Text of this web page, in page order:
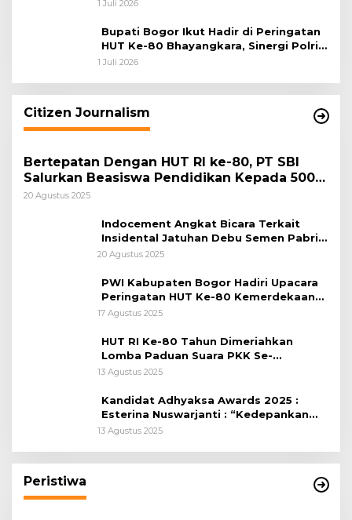
1 Juli 2026
Bupati Bogor Ikut Hadir di Peringatan
HUT Ke-80 Bhayangkara, Sinergi Polri
dan Pemkab Bogor Jadi Kunci Menjaga
1 Juli 2026
Citizen Journalism
Bertepatan Dengan HUT RI ke-80, PT SBI
Salurkan Beasiswa Pendidikan Kepada 500
Pelajar
20 Agustus 2025
Indocement Angkat Bicara Terkait
Insidental Jatuhan Debu Semen Pabrik
Citeureup
20 Agustus 2025
PWI Kabupaten Bogor Hadiri Upacara
Peringatan HUT Ke-80 Kemerdekaan
RI, di Lapangan Tegar Beriman
17 Agustus 2025
HUT RI Ke-80 Tahun Dimeriahkan
Lomba Paduan Suara PKK Se-
Kabupaten Bogor
13 Agustus 2025
Kandidat Adhyaksa Awards 2025 :
Esterina Nuswarjanti : “Kedepankan
Keadilan Restoratif Wujudkan
13 Agustus 2025
Peristiwa